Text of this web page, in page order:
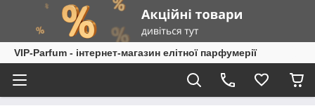
VIP-Parfum - інтернет-магазин елітної парфумерії